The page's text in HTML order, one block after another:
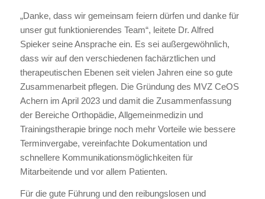
„Danke, dass wir gemeinsam feiern dürfen und danke für
unser gut funktionierendes Team“, leitete Dr. Alfred
Spieker seine Ansprache ein. Es sei außergewöhnlich,
dass wir auf den verschiedenen fachärztlichen und
therapeutischen Ebenen seit vielen Jahren eine so gute
Zusammenarbeit pflegen. Die Gründung des MVZ CeOS
Achern im April 2023 und damit die Zusammenfassung
der Bereiche Orthopädie, Allgemeinmedizin und
Trainingstherapie bringe noch mehr Vorteile wie bessere
Terminvergabe, vereinfachte Dokumentation und
schnellere Kommunikationsmöglichkeiten für
Mitarbeitende und vor allem Patienten.
Für die gute Führung und den reibungslosen und